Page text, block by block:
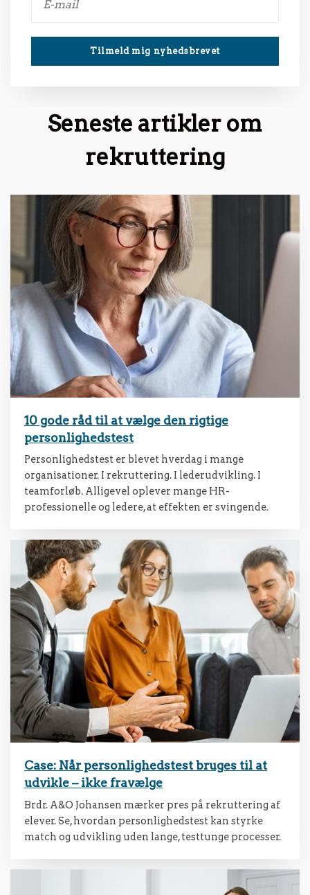
Seneste artikler om
rekruttering
10 gode råd til at vælge den rigtige
personlighedstest
Personlighedstest er blevet hverdag i mange
organisationer. I rekruttering. I lederudvikling. I
teamforløb. Alligevel oplever mange HR-
professionelle og ledere, at effekten er svingende.
Case: Når personlighedstest bruges til at
udvikle – ikke fravælge
Brdr. A&O Johansen mærker pres på rekruttering af
elever. Se, hvordan personlighedstest kan styrke
match og udvikling uden lange, testtunge processer.